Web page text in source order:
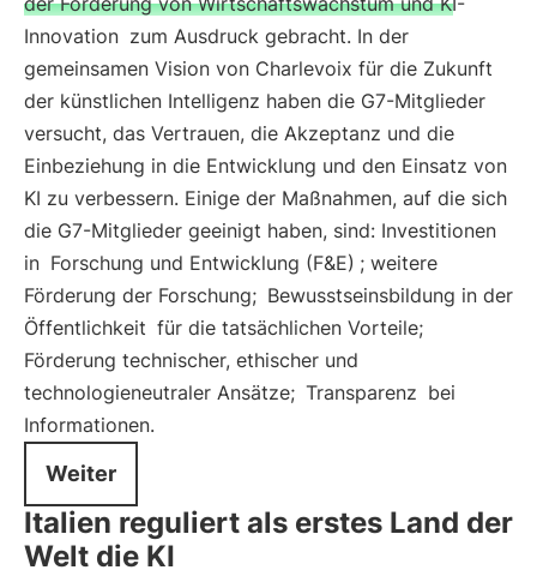
Innovation zum Ausdruck gebracht. In der
gemeinsamen Vision von Charlevoix für die Zukunft
der künstlichen Intelligenz haben die G7-Mitglieder
versucht, das Vertrauen, die Akzeptanz und die
Einbeziehung in die Entwicklung und den Einsatz von
KI zu verbessern. Einige der Maßnahmen, auf die sich
die G7-Mitglieder geeinigt haben, sind: Investitionen
in Forschung und Entwicklung (F&E) ; weitere
Förderung der Forschung; Bewusstseinsbildung in der
Öffentlichkeit für die tatsächlichen Vorteile;
Förderung technischer, ethischer und
technologieneutraler Ansätze; Transparenz bei
Informationen.
Weiter
Italien reguliert als erstes Land der
Welt die KI